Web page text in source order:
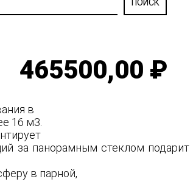
465500,00 ₽
в
16 м3.
за панорамным стеклом
в парной,